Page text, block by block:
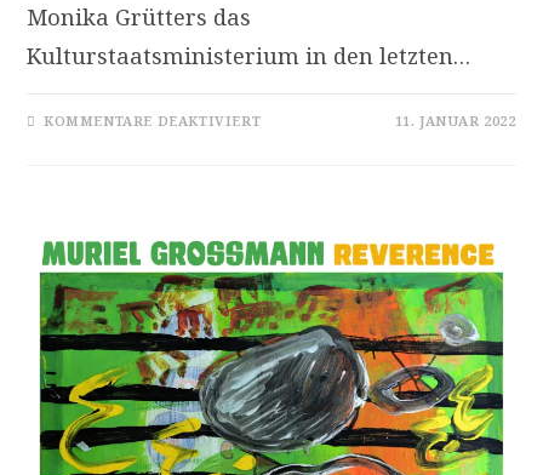
Monika Grütters das
Kulturstaatsministerium in den letzten…
KOMMENTARE DEAKTIVIERTFÜR 11. JANUAR 2022